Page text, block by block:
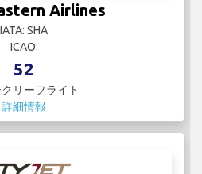
Airlines
IATA: SHA
ICAO:
52
リーフライト
詳細情報